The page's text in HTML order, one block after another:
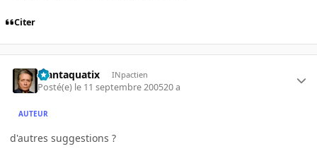
Citer
Plantaquatix INpactien
Posté(e) le 11 septembre 200520 a
AUTEUR
d'autres suggestions ?